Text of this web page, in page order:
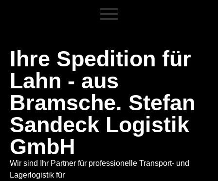
Ihre Spedition für
Lahn - aus
Bramsche. Stefan
Sandeck Logistik
GmbH
Wir sind Ihr Partner für professionelle Transport- und
Lagerlogistik für